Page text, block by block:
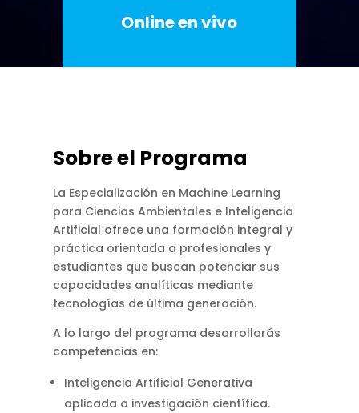
Online en vivo
Sobre el Programa
La Especialización en Machine Learning
para Ciencias Ambientales e Inteligencia
Artificial ofrece una formación integral y
práctica orientada a profesionales y
estudiantes que buscan potenciar sus
capacidades analíticas mediante
tecnologías de última generación.
A lo largo del programa desarrollarás
competencias en:
Inteligencia Artificial Generativa
aplicada a investigación científica.